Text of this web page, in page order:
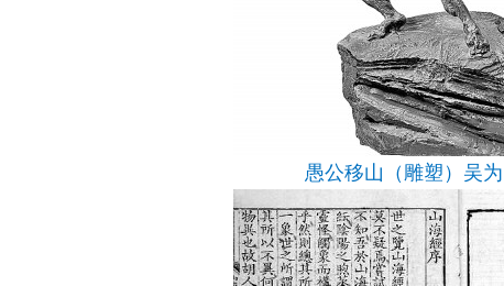
愚公移山（雕塑）吴